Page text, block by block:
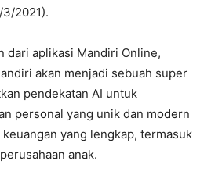
2021).
dari aplikasi Mandiri Online,
akan menjadi sebuah super
pendekatan AI untuk
personal yang unik dan modern
yang lengkap, termasuk
anak.